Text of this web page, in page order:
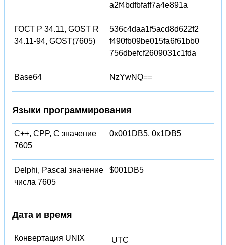
a2f4bdfbfaff7a4e891a
ГОСТ Р 34.11, GOST R
34.11-94, GOST(7605)
536c4daa1f5acd8d622f2
f490fb09be015fa6f61bb0
756dbefcf2609031c1fda
Base64 NzYwNQ==
Языки программирования
C++, CPP, C значение
7605
0x001DB5, 0x1DB5
Delphi, Pascal значение
числа 7605
$001DB5
Дата и время
Конвертация UNIX
UTC